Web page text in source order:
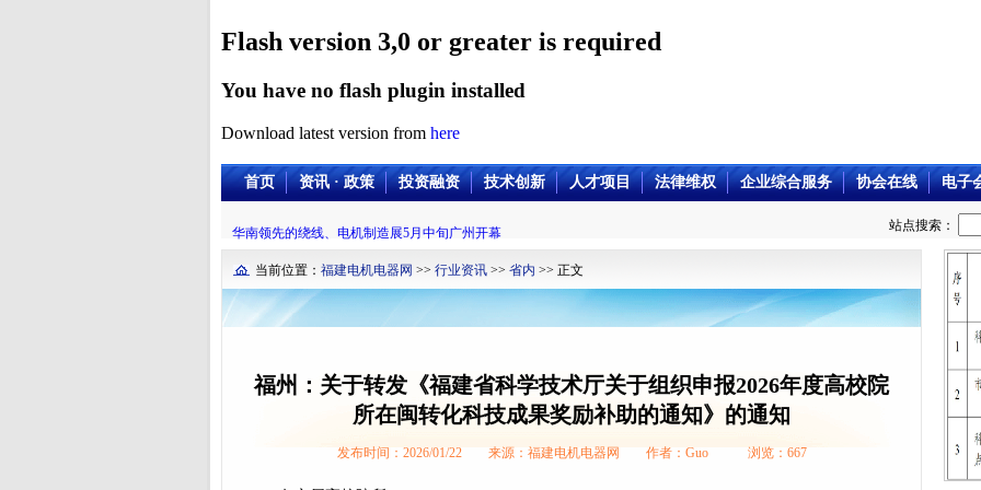
Flash version 3,0 or greater is required
You have no flash plugin installed
Download latest version from here
首页 资讯 · 政策 投资融资 技术创新 人才项目 法律维权 企业综合服务 协会在线 电子
华南领先的绕线、电机制造展5月中旬广州开幕 站点搜索：
当前位置： 福建电机电器网 >> 行业资讯 >> 省内 >> 正文
福州：关于转发《福建省科学技术厅关于组织申报2026年度高校院
所在闽转化科技成果奖励补助的通知》的通知
发布时间：2026/01/22 来源：福建电机电器网 作者：Guo 浏览： 667